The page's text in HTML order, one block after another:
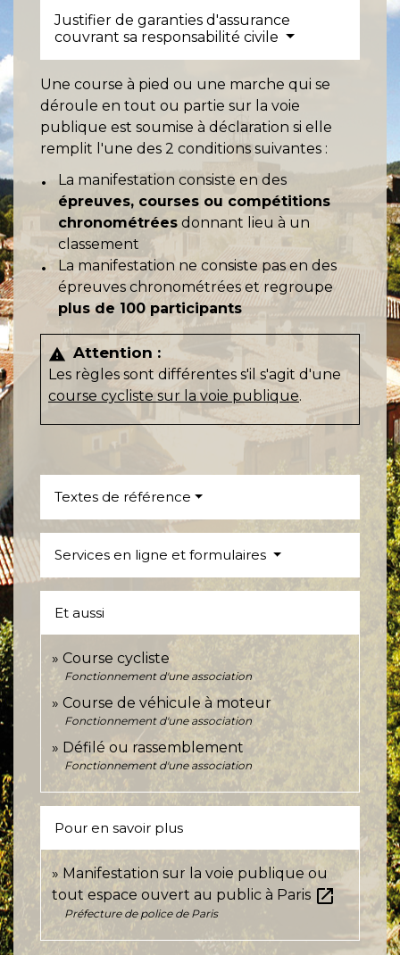
Justifier de garanties d'assurance
couvrant sa responsabilité civile
Une course à pied ou une marche qui se
déroule en tout ou partie sur la voie
publique est soumise à déclaration si elle
remplit l'une des 2 conditions suivantes :
La manifestation consiste en des
épreuves, courses ou compétitions
chronométrées donnant lieu à un
classement
La manifestation ne consiste pas en des
épreuves chronométrées et regroupe
plus de 100 participants
warning Attention :
Les règles sont différentes s'il s'agit d'une
course cycliste sur la voie publique.
Textes de référence
Services en ligne et formulaires
Et aussi
Course cycliste
Fonctionnement d'une association
Course de véhicule à moteur
Fonctionnement d'une association
Défilé ou rassemblement
Fonctionnement d'une association
Pour en savoir plus
Manifestation sur la voie publique ou
tout espace ouvert au public à Paris open_in_new
Préfecture de police de Paris